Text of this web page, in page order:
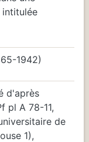
intitulée
1942)
d'après
pl A 78-11,
de
1),